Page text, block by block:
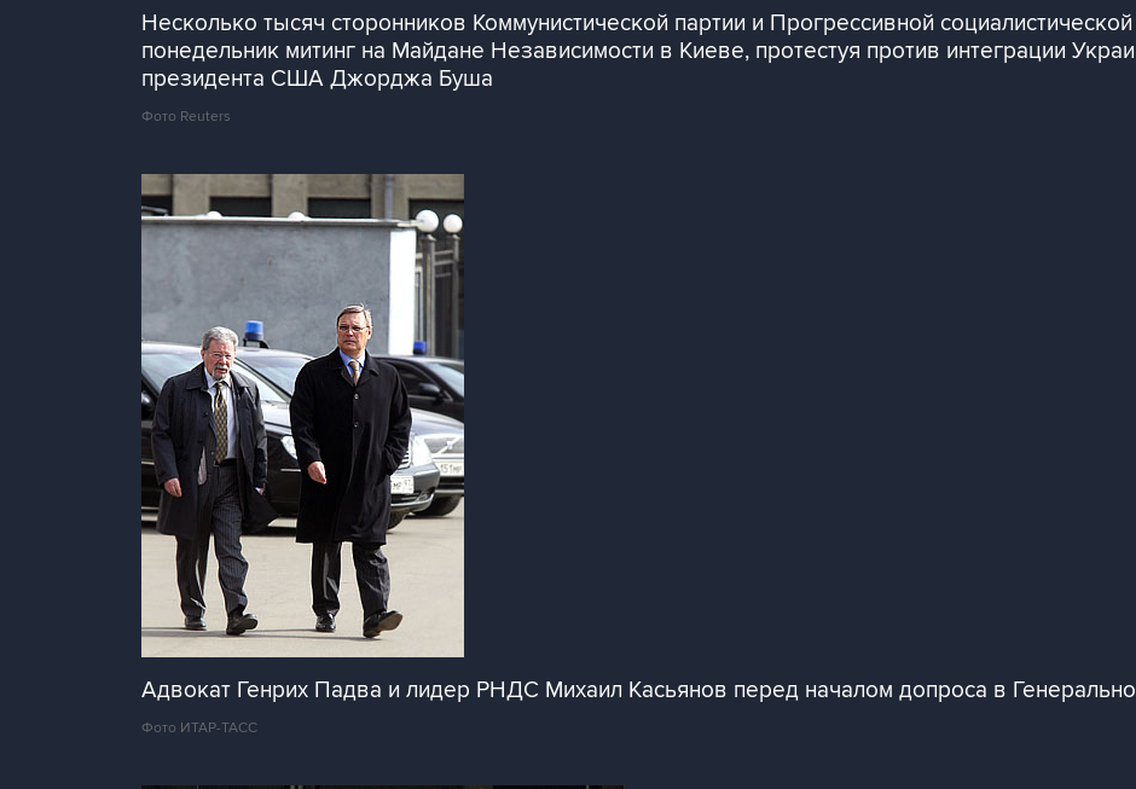
Несколько тысяч сторонников Коммунистической партии и Прогрессивной
понедельник митинг на Майдане Независимости в Киеве, протестуя против интеграции
президента США Джорджа Буша
Фото Reuters
Адвокат Генрих Падва и лидер РНДС Михаил Касьянов перед началом допроса в
Фото ИТАР-ТАСС